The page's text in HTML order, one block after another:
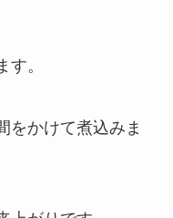
。
をかけて煮込みま